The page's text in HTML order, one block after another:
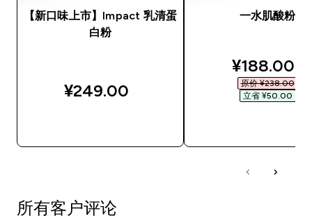
【新口味上市】Impact 乳清蛋
白粉
¥249.00‎
一水肌酸粉
¥188.00‎
原价 ¥238.00‎
立省 ¥50.00‎
所有客户评论